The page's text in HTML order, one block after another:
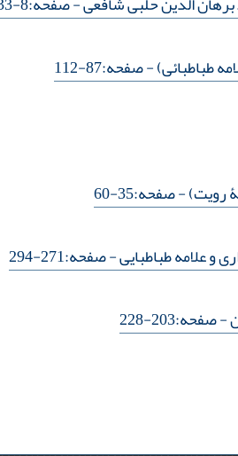
طباطبائی)- صفحه:87-112
رویت)- صفحه:35-60
و علامه طباطبایی- صفحه:271-294
- صفحه:203-228